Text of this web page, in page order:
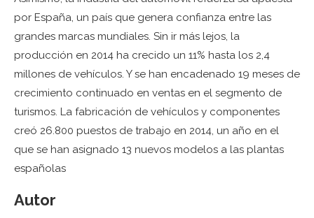
por España, un país que genera confianza entre las
grandes marcas mundiales. Sin ir más lejos, la
producción en 2014 ha crecido un 11% hasta los 2,4
millones de vehículos. Y se han encadenado 19 meses de
crecimiento continuado en ventas en el segmento de
turismos. La fabricación de vehículos y componentes
creó 26.800 puestos de trabajo en 2014, un año en el
que se han asignado 13 nuevos modelos a las plantas
españolas
Autor